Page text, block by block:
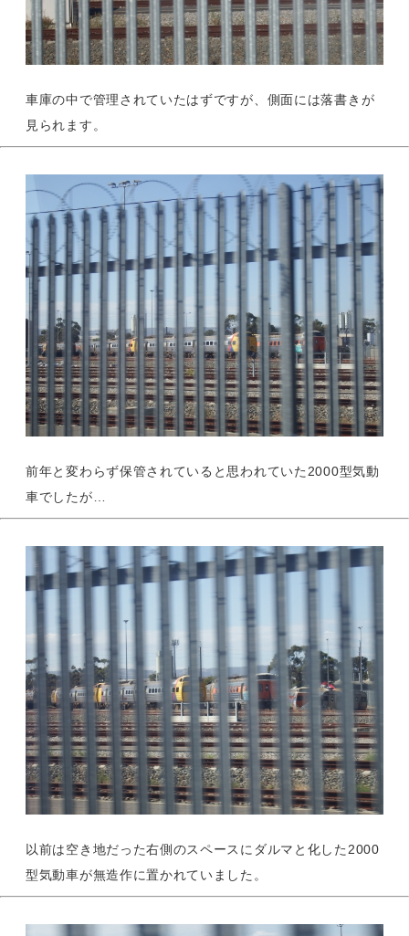
車庫の中で管理されていたはずですが、側面には落書きが
見られます。
前年と変わらず保管されていると思われていた2000型気動
車でしたが…
以前は空き地だった右側のスペースにダルマと化した2000
型気動車が無造作に置かれていました。